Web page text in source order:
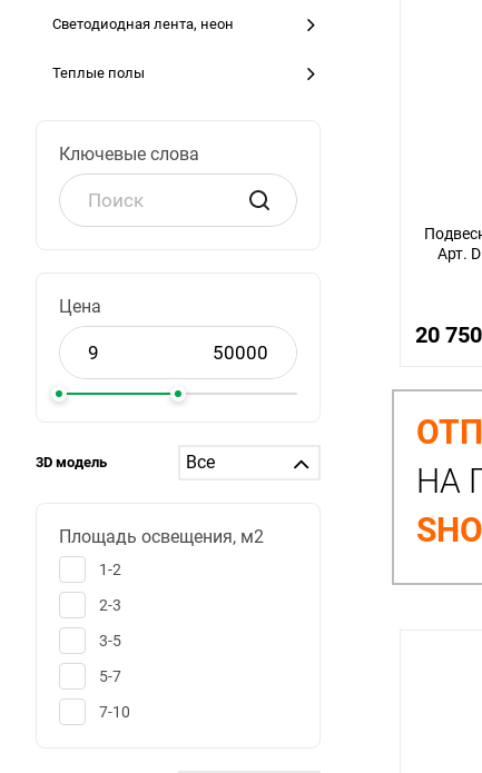
Светодиодная лента, неон
Теплые полы
Ключевые слова
Цена
3D модель
Площадь освещения, м2
1-2
2-3
3-5
5-7
7-10
Арт.
20
НА